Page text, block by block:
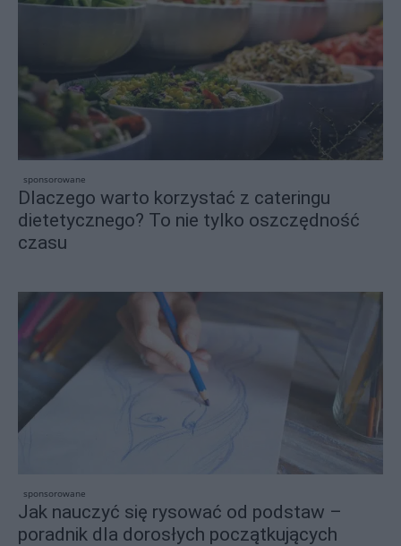
sponsorowane
Dlaczego warto korzystać z cateringu
dietetycznego? To nie tylko oszczędność
czasu
sponsorowane
Jak nauczyć się rysować od podstaw –
poradnik dla dorosłych początkujących